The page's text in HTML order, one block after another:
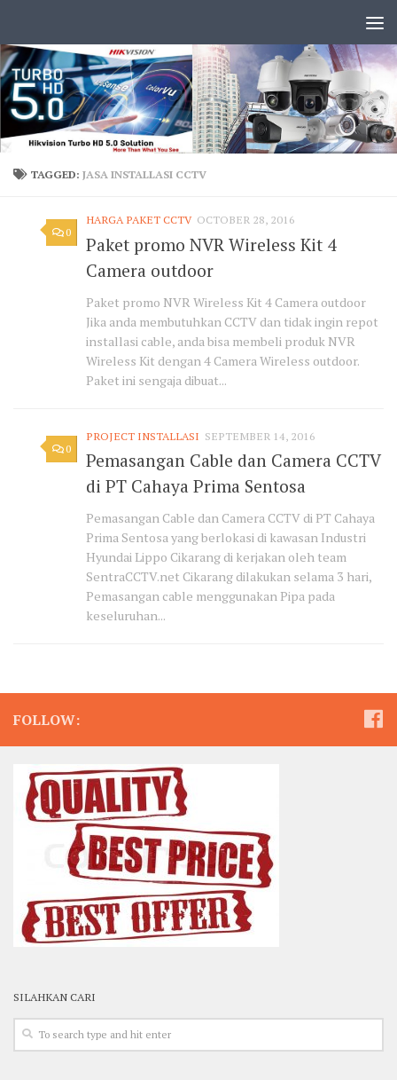
TAGGED:JASA INSTALLASI CCTV
0
HARGA PAKET CCTV OCTOBER 28, 2016
Paket promo NVR Wireless Kit 4
Camera outdoor
Paket promo NVR Wireless Kit 4 Camera outdoor
Jika anda membutuhkan CCTV dan tidak ingin repot
installasi cable, anda bisa membeli produk NVR
Wireless Kit dengan 4 Camera Wireless outdoor.
Paket ini sengaja dibuat...
0
PROJECT INSTALLASI SEPTEMBER 14, 2016
Pemasangan Cable dan Camera CCTV
di PT Cahaya Prima Sentosa
Pemasangan Cable dan Camera CCTV di PT Cahaya
Prima Sentosa yang berlokasi di kawasan Industri
Hyundai Lippo Cikarang di kerjakan oleh team
SentraCCTV.net Cikarang dilakukan selama 3 hari,
Pemasangan cable menggunakan Pipa pada
keseluruhan...
FOLLOW:
SILAHKAN CARI